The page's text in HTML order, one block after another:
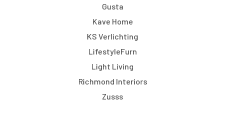
Gusta
Kave Home
KS Verlichting
LifestyleFurn
Light Living
Richmond Interiors
Zusss